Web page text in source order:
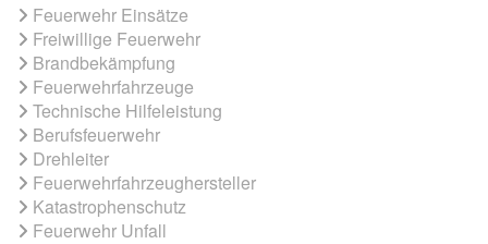
Feuerwehr Einsätze
Freiwillige Feuerwehr
Brandbekämpfung
Feuerwehrfahrzeuge
Technische Hilfeleistung
Berufsfeuerwehr
Drehleiter
Feuerwehrfahrzeughersteller
Katastrophenschutz
Feuerwehr Unfall